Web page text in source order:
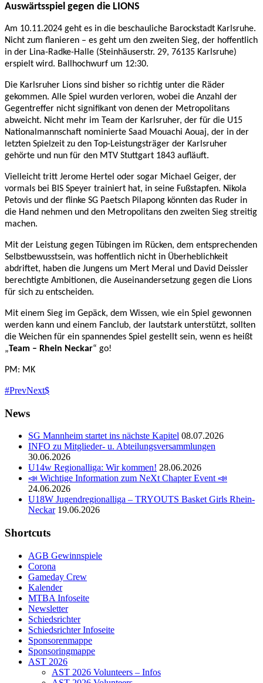
Auswärtsspiel gegen die LIONS
Am 10.11.2024 geht es in die beschauliche Barockstadt Karlsruhe.
Nicht zum flanieren – es geht um den zweiten Sieg, der hoffentlich
in der Lina-Radke-Halle (Steinhäuserstr. 29, 76135 Karlsruhe)
erspielt wird. Ballhochwurf um 12:30.
Die Karlsruher Lions sind bisher so richtig unter die Räder
gekommen. Alle Spiel wurden verloren, wobei die Anzahl der
Gegentreffer nicht signifikant von denen der Metropolitans
abweicht. Nicht mehr im Team der Karlsruher, der für die U15
Nationalmannschaft nominierte Saad Mouachi Aouaj, der in der
letzten Spielzeit zu den Top-Leistungsträger der Karlsruher
gehörte und nun für den MTV Stuttgart 1843 aufläuft.
Vielleicht tritt Jerome Hertel oder sogar Michael Geiger, der
vormals bei BIS Speyer trainiert hat, in seine Fußstapfen. Nikola
Petovis und der flinke SG Paetsch Pilapong könnten das Ruder in
die Hand nehmen und den Metropolitans den zweiten Sieg streitig
machen.
Mit der Leistung gegen Tübingen im Rücken, dem entsprechenden
Selbstbewusstsein, was hoffentlich nicht in Überheblichkeit
abdriftet, haben die Jungens um Mert Meral und David Deissler
berechtigte Ambitionen, die Auseinandersetzung gegen die Lions
für sich zu entscheiden.
Mit einem Sieg im Gepäck, dem Wissen, wie ein Spiel gewonnen
werden kann und einem Fanclub, der lautstark unterstützt, sollten
die Weichen für ein spannendes Spiel gestellt sein, wenn es heißt
„Team – Rhein Neckar“ go!
PM: MK
PrevNext
News
SG Mannheim startet ins nächste Kapitel 08.07.2026
INFO zu Mitglieder- u. Abteilungsversammlungen
30.06.2026
U14w Regionalliga: Wir kommen! 28.06.2026
📣 Wichtige Information zum NeXt Chapter Event 📣
24.06.2026
U18W Jugendregionalliga – TRYOUTS Basket Girls Rhein-
Neckar 19.06.2026
Shortcuts
AGB Gewinnspiele
Corona
Gameday Crew
Kalender
MTBA Infoseite
Newsletter
Schiedsrichter
Schiedsrichter Infoseite
Sponsorenmappe
Sponsoringmappe
AST 2026
AST 2026 Volunteers – Infos